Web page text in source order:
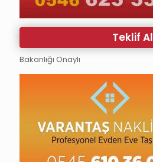
Teklif Al
Bakanlığı Onaylı